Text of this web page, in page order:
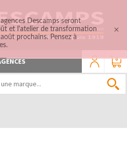
0
Descamps seront
et l'atelier de transformation
prochains. Pensez à